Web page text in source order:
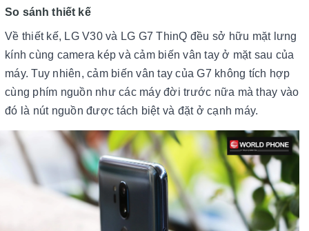
So sánh thiết kế
Về thiết kế, LG V30 và LG G7 ThinQ đều sở hữu mặt lưng
kính cùng camera kép và cảm biến vân tay ở mặt sau của
máy. Tuy nhiên, cảm biến vân tay của G7 không tích hợp
cùng phím nguồn như các máy đời trước nữa mà thay vào
đó là nút nguồn được tách biệt và đặt ở cạnh máy.